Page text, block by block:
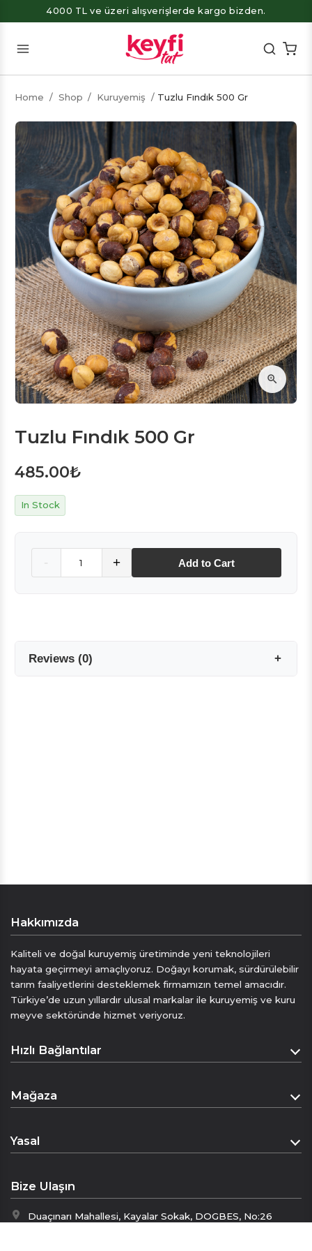
4000 TL ve üzeri alışverişlerde kargo bizden.
Home / Shop / Kuruyemiş / Tuzlu Fındık 500 Gr
Tuzlu Fındık 500 Gr
485.00₺
In Stock
- + Add to Cart
Reviews(0)
Hakkımızda
Kaliteli ve doğal kuruyemiş üretiminde yeni teknolojileri
hayata geçirmeyi amaçlıyoruz. Doğayı korumak, sürdürülebilir
tarım faaliyetlerini desteklemek firmamızın temel amacıdır.
Türkiye’de uzun yıllardır ulusal markalar ile kuruyemiş ve kuru
meyve sektöründe hizmet veriyoruz.
Hızlı Bağlantılar
Hakkımızda
Mağaza
Sepet
Yasal
Gizlilik Politikası
İptal & İade Politikası
Bize Ulaşın
Duaçınarı Mahallesi, Kayalar Sokak, DOGBES, No:26